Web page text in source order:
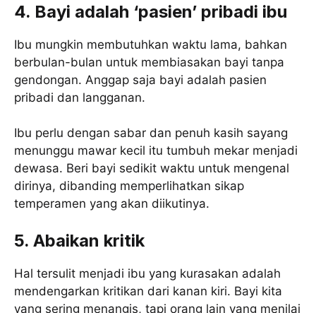
4. Bayi adalah ‘pasien’ pribadi ibu
Ibu mungkin membutuhkan waktu lama, bahkan
berbulan-bulan untuk membiasakan bayi tanpa
gendongan. Anggap saja bayi adalah pasien
pribadi dan langganan.
Ibu perlu dengan sabar dan penuh kasih sayang
menunggu mawar kecil itu tumbuh mekar menjadi
dewasa. Beri bayi sedikit waktu untuk mengenal
dirinya, dibanding memperlihatkan sikap
temperamen yang akan diikutinya.
5. Abaikan kritik
Hal tersulit menjadi ibu yang kurasakan adalah
mendengarkan kritikan dari kanan kiri. Bayi kita
yang sering menangis, tapi orang lain yang menilai